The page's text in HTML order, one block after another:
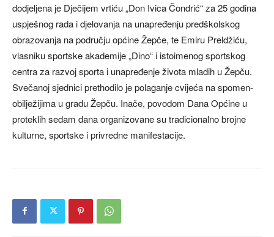
dodjeljena je Dječijem vrtiću „Don Ivica Čondrić“ za 25 godina
uspješnog rada i djelovanja na unapređenju predškolskog
obrazovanja na području općine Žepče, te Emiru Preldžiću,
vlasniku sportske akademije „Dino“ i istoimenog sportskog
centra za razvoj sporta i unapređenje života mladih u Žepču.
Svečanoj sjednici prethodilo je polaganje cvijeća na spomen-
obilježijima u gradu Žepču. Inače, povodom Dana Općine u
proteklih sedam dana organizovane su tradicionalno brojne
kulturne, sportske i privredne manifestacije.